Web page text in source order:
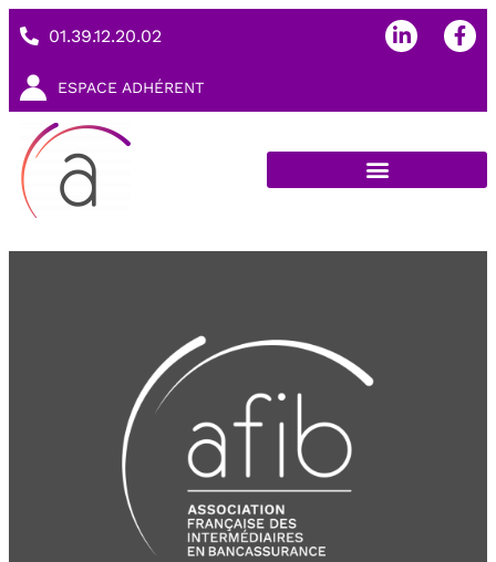
01.39.12.20.02
ESPACE ADHÉRENT